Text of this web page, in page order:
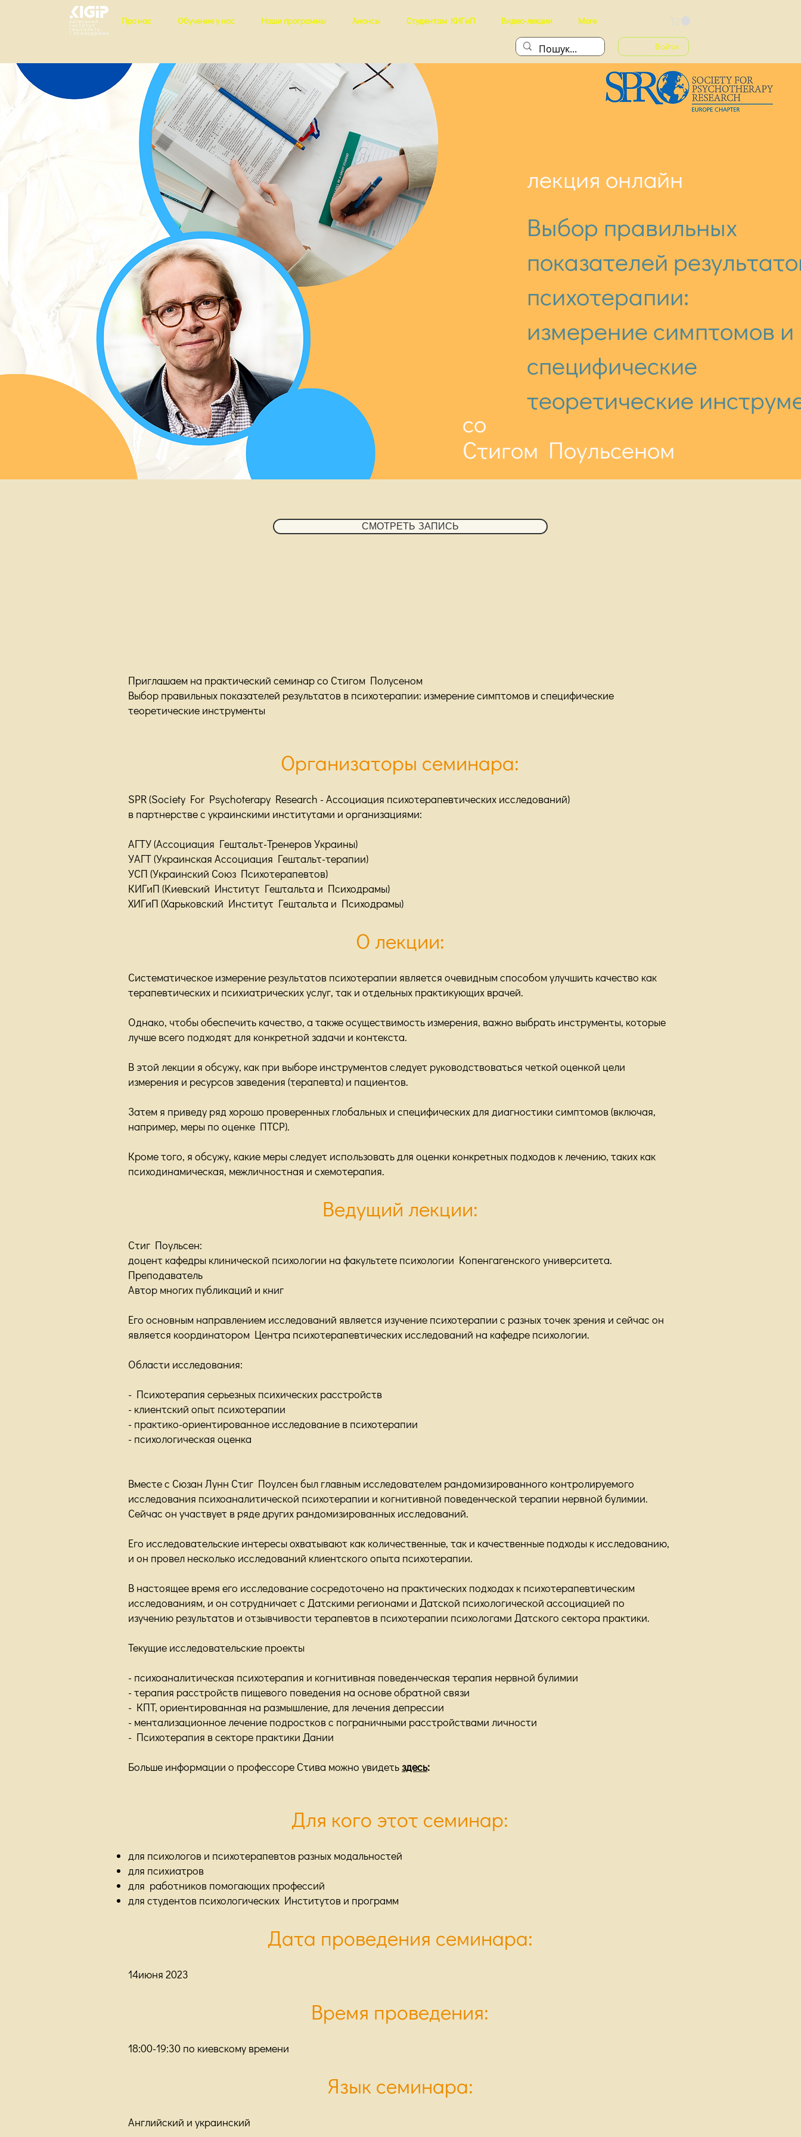
Про нас Обучение у нас Наши программы Анонсы Студентам КИГиП Видео-лекции More
Войти
лекция онлайн
Выбор правильных
показателей
психотерапии:
измерение симптомов и
специфические
теоретические
со
Стигом Поульсеном
СМОТРЕТЬ ЗАПИСЬ
Приглашаем на практический семинар со Стигом Полусеном
Выбор правильных показателей результатов в психотерапии: измерение симптомов и специфические
теоретические инструменты
Организаторы семинара:
SPR (Society For Psychoterapy Research - Ассоциация психотерапевтических исследований)
в партнерстве с украинскими институтами и организациями:
АГТУ (Ассоциация Гештальт-Тренеров Украины)
УАГТ (Украинская Ассоциация Гештальт-терапии)
УСП (Украинский Союз Психотерапевтов)
КИГиП (Киевский Институт Гештальта и Психодрамы)
ХИГиП (Харьковский Институт Гештальта и Психодрамы)
О лекции:
Систематическое измерение результатов психотерапии является очевидным способом улучшить качество как
терапевтических и психиатрических услуг, так и отдельных практикующих врачей.
Однако, чтобы обеспечить качество, а также осуществимость измерения, важно выбрать инструменты, которые
лучше всего подходят для конкретной задачи и контекста.
В этой лекции я обсужу, как при выборе инструментов следует руководствоваться четкой оценкой цели
измерения и ресурсов заведения (терапевта) и пациентов.
Затем я приведу ряд хорошо проверенных глобальных и специфических для диагностики симптомов (включая,
например, меры по оценке ПТСР).
Кроме того, я обсужу, какие меры следует использовать для оценки конкретных подходов к лечению, таких как
психодинамическая, межличностная и схемотерапия.
Ведущий лекции:
Стиг Поульсен:
доцент кафедры клинической психологии на факультете психологии Копенгагенского университета.
Преподаватель
Автор многих публикаций и книг
Его основным направлением исследований является изучение психотерапии с разных точек зрения и сейчас он
является координатором Центра психотерапевтических исследований на кафедре психологии.
Области исследования:
- Психотерапия серьезных психических расстройств
- клиентский опыт психотерапии
- практико-ориентированное исследование в психотерапии
- психологическая оценка
Вместе с Сюзан Лунн Стиг Поулсен был главным исследователем рандомизированного контролируемого
исследования психоаналитической психотерапии и когнитивной поведенческой терапии нервной булимии.
Сейчас он участвует в ряде других рандомизированных исследований.
Его исследовательские интересы охватывают как количественные, так и качественные подходы к исследованию,
и он провел несколько исследований клиентского опыта психотерапии.
В настоящее время его исследование сосредоточено на практических подходах к психотерапевтическим
исследованиям, и он сотрудничает с Датскими регионами и Датской психологической ассоциацией по
изучению результатов и отзывчивости терапевтов в психотерапии психологами Датского сектора практики.
Текущие исследовательские проекты
- психоаналитическая психотерапия и когнитивная поведенческая терапия нервной булимии
- терапия расстройств пищевого поведения на основе обратной связи
- КПТ, ориентированная на размышление, для лечения депрессии
- ментализационное лечение подростков с пограничными расстройствами личности
- Психотерапия в секторе практики Дании
Больше информации о профессоре Стива можно увидеть здесь:
Для кого этот семинар:
для психологов и психотерапевтов разных модальностей
для психиатров
для работников помогающих профессий
для студентов психологических Институтов и программ
Дата проведения семинара:
14июня 2023
Время проведения:
18:00-19:30 по киевскому времени
Язык семинара:
Английский и украинский